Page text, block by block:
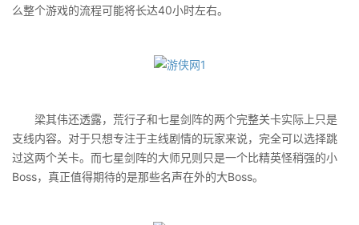
么整个游戏的流程可能将长达40小时左右。
梁其伟还透露，荒行子和七星剑阵的两个完整关卡实际上只是
支线内容。对于只想专注于主线剧情的玩家来说，完全可以选择跳
过这两个关卡。而七星剑阵的大师兄则只是一个比精英怪稍强的小
Boss，真正值得期待的是那些名声在外的大Boss。